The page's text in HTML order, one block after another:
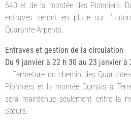
640 et de la montée des Pionniers.
entraves seront en place sur
Quarante-Arpents.
Entraves et gestion de la circulation
Du 9 janvier à 22 h 30 au 23 janvier à
– Fermeture du chemin des
Pionniers et la montée Dumais à
sera maintenue seulement entre la
Sœurs.